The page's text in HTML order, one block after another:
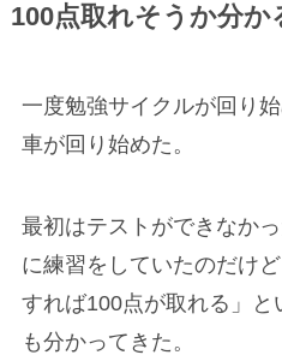
100点取れそうか分か
一度勉強サイクルが回り
車が回り始めた。
最初はテストができなか
に練習をしていたのだけ
すれば100点が取れる」
も分かってきた。